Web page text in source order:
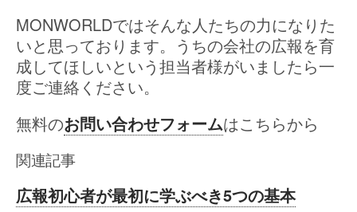
MONWORLDではそんな人たちの力になりた
いと思っております。うちの会社の広報を育
成してほしいという担当者様がいましたら一
度ご連絡ください。
無料のお問い合わせフォームはこちらから
関連記事
広報初心者が最初に学ぶべき5つの基本